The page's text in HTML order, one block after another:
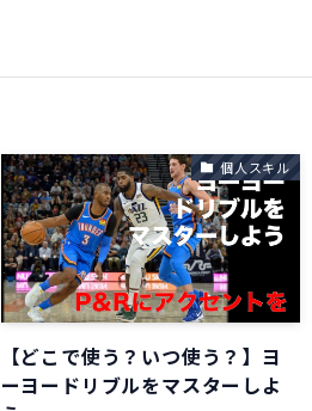
個人スキル
【どこで使う？いつ使う？】ヨ
ーヨードリブルをマスターしよ